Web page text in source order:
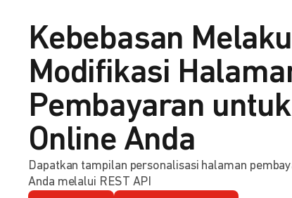
Kebebasan
Modifikasi
Pembayaran
Online Anda
Dapatkan tampilan personalisasi halaman
Anda melalui REST API